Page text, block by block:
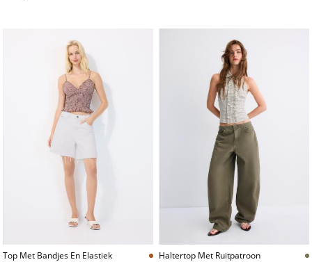
Top Met Bandjes En Elastiek
Haltertop Met Ruitpatroon